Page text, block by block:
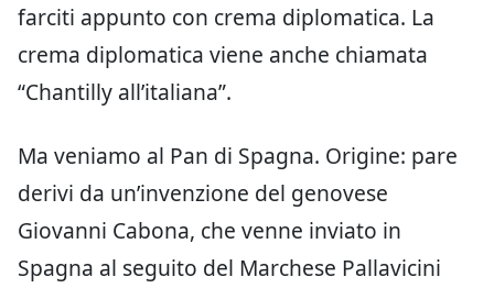
farciti appunto con crema diplomatica. La
crema diplomatica viene anche chiamata
“Chantilly all’italiana”.
Ma veniamo al Pan di Spagna. Origine: pare
derivi da un’invenzione del genovese
Giovanni Cabona, che venne inviato in
Spagna al seguito del Marchese Pallavicini